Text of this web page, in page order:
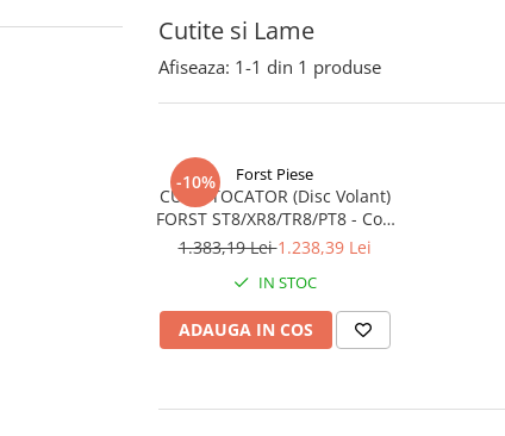
Cutite si Lame
Afiseaza: 1-1 din 1 produse
-10% Forst Piese
CUTIT TOCATOR (Disc Volant)
FORST ST8/XR8/TR8/PT8 - Cod
14-01-003 (Piesa Forst)
1.383,19 Lei1.238,39 Lei
IN STOC
ADAUGA IN COS